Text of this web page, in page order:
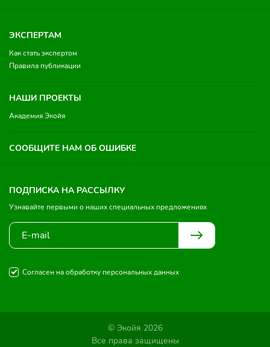
ЭКСПЕРТАМ
Как стать экспертом
Правила публикации
НАШИ ПРОЕКТЫ
Академия Экойя
СООБЩИТЕ НАМ ОБ ОШИБКЕ
ПОДПИСКА НА РАССЫЛКУ
Узнавайте первыми о наших специальных предложениях
Согласен на обработку персональных данных
© Экойя 2026
Все права защищены